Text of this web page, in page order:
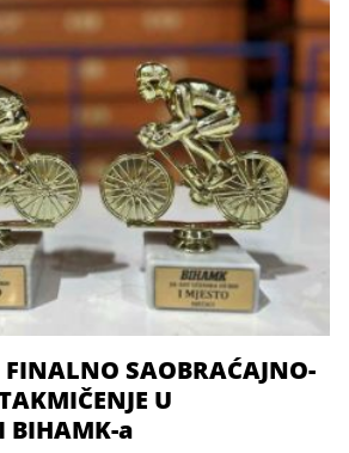
SAOBRAĆAJNO-
U
BIHAMK-a